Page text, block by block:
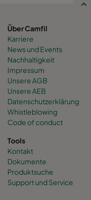
Über Camfil
Karriere
News und Events
Nachhaltigkeit
Impressum
Unsere AGB
Unsere AEB
Datenschutzerklärung
Whistleblowing
Code of conduct
Tools
Kontakt
Dokumente
Produktsuche
Support und Service